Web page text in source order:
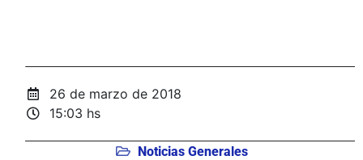
26 de marzo de 2018
15:03 hs
Noticias Generales